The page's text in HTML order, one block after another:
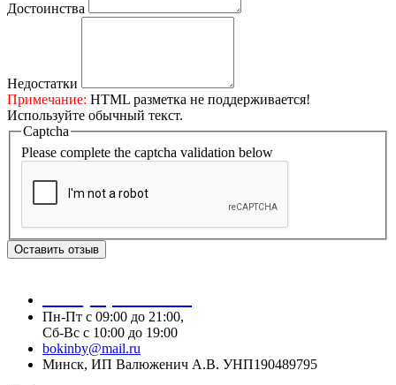
Достоинства
Недостатки
Примечание: HTML разметка не поддерживается!
Используйте обычный текст.
Captcha
Please complete the captcha validation below
Оставить отзыв
Пн-Пт с 09:00 до 21:00,
Сб-Вс с 10:00 до 19:00
bokinby@mail.ru
Минск, ИП Валюженич А.В. УНП190489795